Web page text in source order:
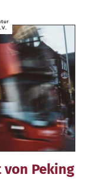
Peking